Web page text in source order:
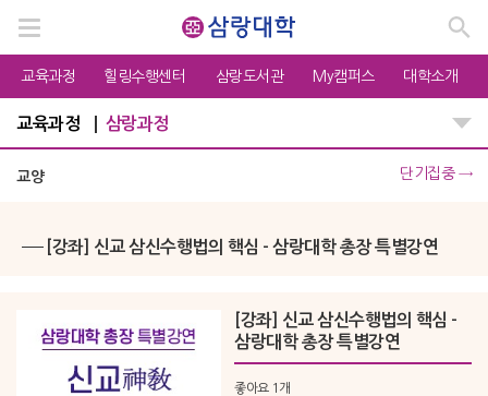
교육과정 힐링수행센터 삼랑도서관 My캠퍼스 대학소개
교육과정 삼랑과정
교양 단기집중 →
[강좌] 신교 삼신수행법의 핵심 - 삼랑대학 총장 특별강연
[강좌] 신교 삼신수행법의 핵심 -
삼랑대학 총장 특별강연
좋아요 1개